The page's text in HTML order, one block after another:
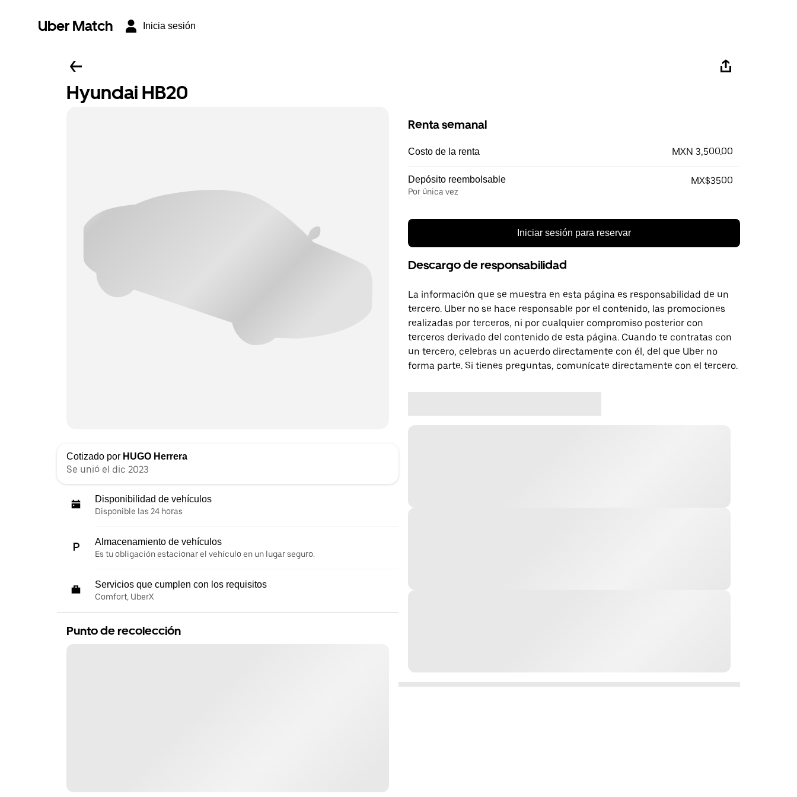
Uber Match Inicia sesión
Hyundai HB20
Cotizado por HUGO Herrera
Se unió el dic 2023
Disponibilidad de vehículos
Disponible las 24 horas
Almacenamiento de vehículos
Es tu obligación estacionar el vehículo en un lugar seguro.
Servicios que cumplen con los requisitos
Comfort, UberX
Punto de recolección
Renta semanal
Costo de la renta MXN 3,500.00
Depósito reembolsable
Por única vez
MX$3500
Iniciar sesión para reservar
Descargo de responsabilidad
La información que se muestra en esta página es responsabilidad de un
tercero. Uber no se hace responsable por el contenido, las promociones
realizadas por terceros, ni por cualquier compromiso posterior con
terceros derivado del contenido de esta página. Cuando te contratas con
un tercero, celebras un acuerdo directamente con él, del que Uber no
forma parte. Si tienes preguntas, comunícate directamente con el tercero.